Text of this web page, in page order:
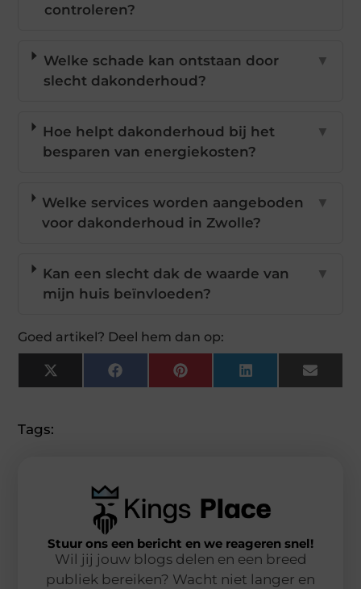
controleren?
Welke schade kan ontstaan door
slecht dakonderhoud?
▼
Hoe helpt dakonderhoud bij het
besparen van energiekosten?
▼
Welke services worden aangeboden
voor dakonderhoud in Zwolle?
▼
Kan een slecht dak de waarde van
mijn huis beïnvloeden?
▼
Goed artikel? Deel hem dan op:
X
(Twitter)
FacebookPinterestLinkedInEmail
Tags:
Stuur ons een bericht en we reageren snel!
Wil jij jouw blogs delen en een breed
publiek bereiken? Wacht niet langer en